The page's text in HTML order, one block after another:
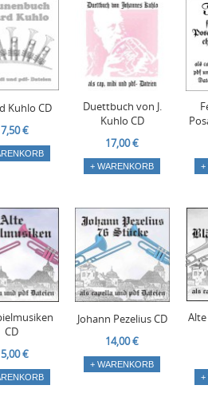
Kuhlo CD
€
Duettbuch von J.
Kuhlo CD
17,00 €
+ WARENKORB +
CD
€
Johann Pezelius CD
14,00 €
+ WARENKORB
+